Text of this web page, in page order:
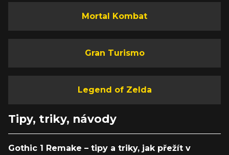
Mortal Kombat
Gran Turismo
Legend of Zelda
Tipy, triky, návody
Gothic 1 Remake – tipy a triky, jak přežít v